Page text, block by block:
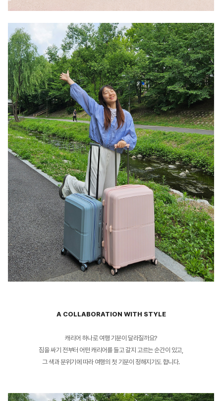
A COLLABORATION WITH STYLE
캐리어 하나로 여행 기분이 달라질까요?
짐을 싸기 전부터 어떤 캐리어를 들고 갈지 고르는 순간이 있고,
그 색과 분위기에 따라 여행의 첫 기분이 정해지기도 합니다.